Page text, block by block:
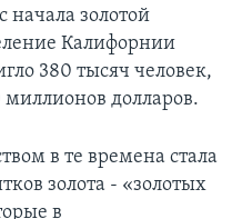
начала золотой
Калифорнии
380 тысяч человек,
миллионов долларов.
в те времена стала
золота - «золотых
в